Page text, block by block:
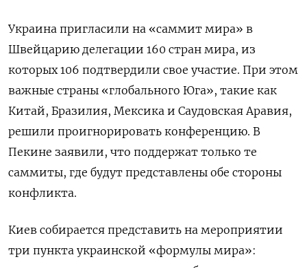
Украина пригласили на «саммит мира» в
Швейцарию делегации 160 стран мира, из
которых 106 подтвердили свое участие. При этом
важные страны «глобального Юга», такие как
Китай, Бразилия, Мексика и Саудовская Аравия,
решили проигнорировать конференцию. В
Пекине заявили, что поддержат только те
саммиты, где будут представлены обе стороны
конфликта.
Киев собирается представить на мероприятии
три пункта украинской «формулы мира»: